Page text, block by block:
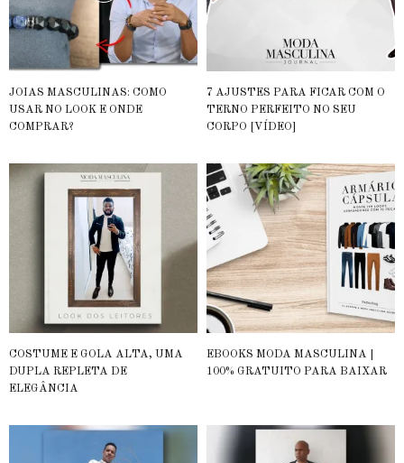
JOIAS MASCULINAS: COMO
USAR NO LOOK E ONDE
COMPRAR?
7 AJUSTES PARA FICAR COM O
TERNO PERFEITO NO SEU
CORPO [VÍDEO]
COSTUME E GOLA ALTA, UMA
DUPLA REPLETA DE
ELEGÂNCIA
EBOOKS MODA MASCULINA |
100% GRATUITO PARA BAIXAR